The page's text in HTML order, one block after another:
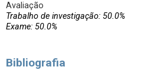
Avaliação
Trabalho de investigação: 50.0%
Exame: 50.0%
Bibliografia